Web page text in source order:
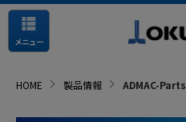
メニュー
HOME 製品情報 ADMAC-Parts